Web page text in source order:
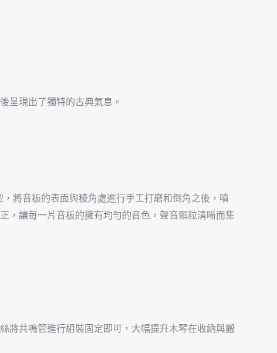
呈現出了獨特的古典氣息。
將音板的表面與稜角處進行手工打磨和倒角之後，噴
，讓每一片音板的擁有均勻的音色，聲音顆粒清晰而集
將共鳴管進行組裝固定即可，大幅提升木琴在收納與搬